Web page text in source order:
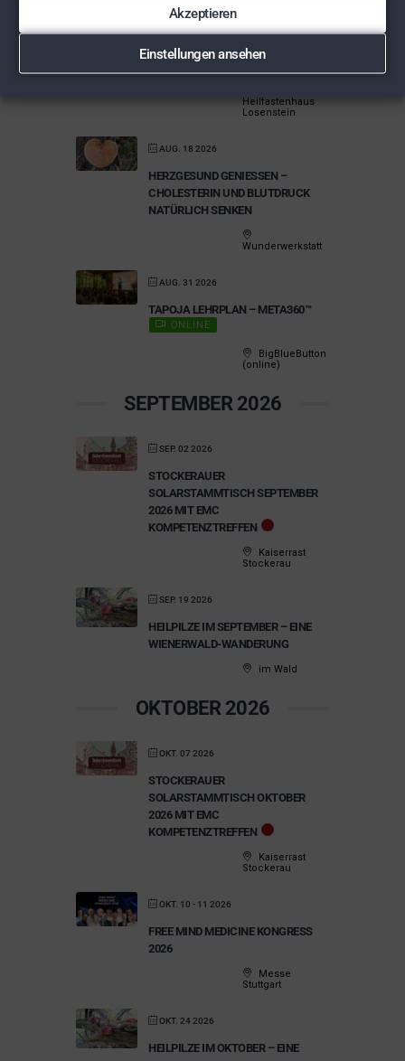
Akzeptieren
Einstellungen ansehen
AUG. 10 - 16 2026
HEILPILZ-KRÄUTER-BASENFASTEN
IN LOSENSTEIN
Heilfastenhaus
Losenstein
AUG. 18 2026
HERZGESUND GENIESSEN – C
HOLESTERIN UND BLUTDRUCK N
ATÜRLICH SENKEN
Wunderwerkstatt
AUG. 31 2026
TAPOJA LEHRPLAN – META360™
ONLINE
BigBlueButton
(online)
SEPTEMBER 2026
SEP. 02 2026
STOCKERAUER
SOLARSTAMMTISCH SEPTEMBER
2026 MIT EMC
KOMPETENZTREFFEN
Kaiserrast
Stockerau
SEP. 19 2026
HEILPILZE IM SEPTEMBER – EINE
WIENERWALD-WANDERUNG
im Wald
OKTOBER 2026
OKT. 07 2026
STOCKERAUER
SOLARSTAMMTISCH OKTOBER
2026 MIT EMC
KOMPETENZTREFFEN
Kaiserrast
Stockerau
OKT. 10 - 11 2026
FREE MIND MEDICINE KONGRESS
2026
Messe
Stuttgart
OKT. 24 2026
HEILPILZE IM OKTOBER – EINE